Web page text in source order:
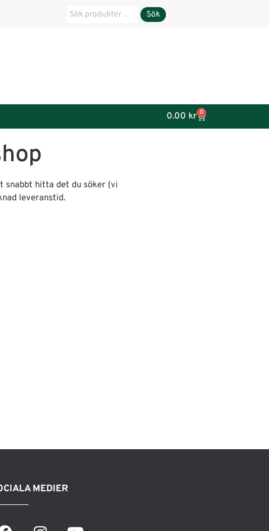
Sök
0.00 kr 0
snabbt hitta det du söker (vi
leveranstid.
MEDIER